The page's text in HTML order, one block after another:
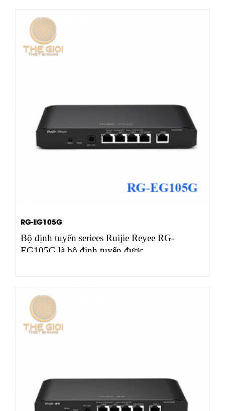
RG-EG105G
Bộ định tuyến seriees Ruijie Reyee RG-
EG105G là bộ định tuyến được…